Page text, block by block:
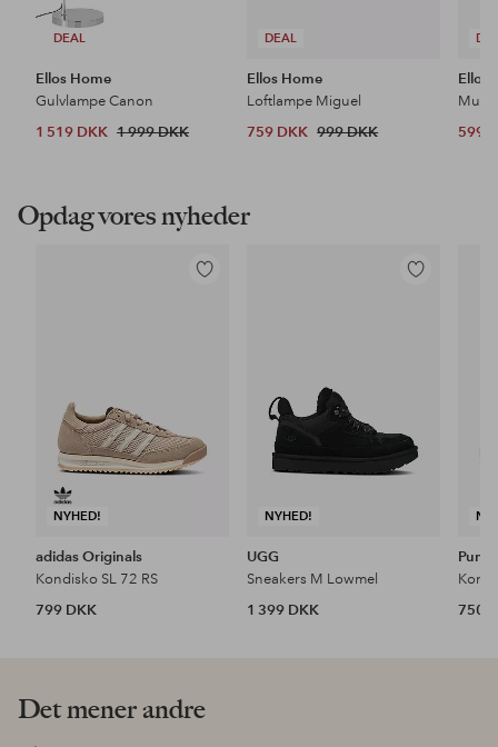
DEAL
Ellos Home
Gulvlampe Canon
1 519 DKK 1 999 DKK
DEAL
Ellos Home
Loftlampe Miguel
759 DKK 999 DKK
Ellos
599
Opdag vores nyheder
NYHED!
Tilføj
adidas Originals
Kondisko SL 72 RS
799 DKK
NYHED!
Tilføj
UGG
Sneakers M Lowmel
1 399 DKK
Puma
750
Det mener andre